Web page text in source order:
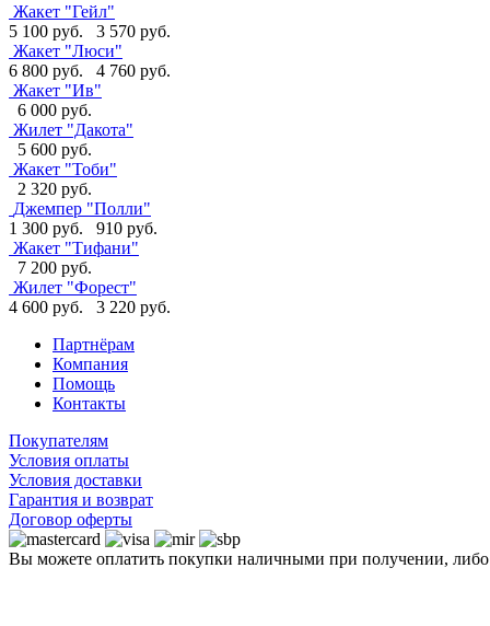
Жакет "Гейл"
5 100 руб.
3 570 руб.
Жакет "Люси"
6 800 руб.
4 760 руб.
Жакет "Ив"
6 000 руб.
Жилет "Дакота"
5 600 руб.
Жакет "Тоби"
2 320 руб.
Джемпер "Полли"
1 300 руб.
910 руб.
Жакет "Тифани"
7 200 руб.
Жилет "Форест"
4 600 руб.
3 220 руб.
Партнёрам
Компания
Помощь
Контакты
Покупателям
Условия оплаты
Условия доставки
Гарантия и возврат
Договор оферты
Вы можете оплатить покупки наличными при получении,